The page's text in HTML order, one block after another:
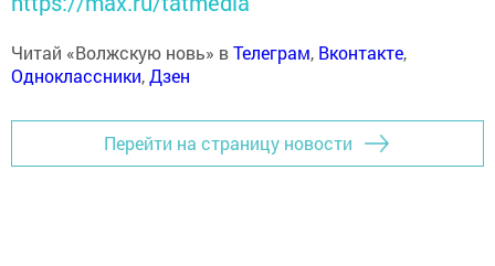
Читай «Волжскую новь» вТелеграм, Вконтакте,
Одноклассники,Дзен
Перейти на страницу новости